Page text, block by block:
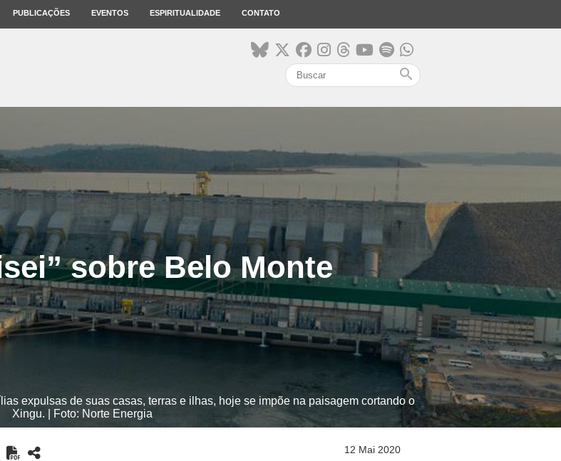
PUBLICAÇÕES EVENTOS ESPIRITUALIDADE CONTATO
search
sobre Belo Monte
expulsas de suas casas, terras e ilhas, hoje se impõe na paisagem cortando o
Xingu. | Foto: Norte Energia
12 Mai 2020